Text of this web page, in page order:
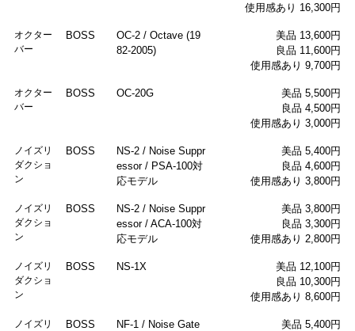
使用感あり 16,300円
オクター
バー
BOSS
OC-2 / Octave (19
82-2005)
美品 13,600円
良品 11,600円
使用感あり 9,700円
オクター
バー
BOSS OC-20G
美品 5,500円
良品 4,500円
使用感あり 3,000円
ノイズリ
ダクショ
ン
BOSS
NS-2 / Noise Suppr
essor / PSA-100対
応モデル
美品 5,400円
良品 4,600円
使用感あり 3,800円
ノイズリ
ダクショ
ン
BOSS
NS-2 / Noise Suppr
essor / ACA-100対
応モデル
美品 3,800円
良品 3,300円
使用感あり 2,800円
ノイズリ
ダクショ
ン
BOSS NS-1X
美品 12,100円
良品 10,300円
使用感あり 8,600円
ノイズリ
BOSS
NF-1 / Noise Gate
美品 5,400円